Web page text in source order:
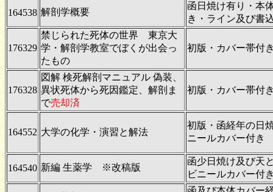
164538 解剖学概要
函日焼け有り・本
き・ライン及び書
176329
禁じられた死体の世界 東京大
学・解剖学教室でぼくが出会っ
たもの
初版・カバー帯付
176328
図解 検死解剖マニュアル 偽装、
異状死体から死因鑑定、解剖ま
で売却済
初版・カバー帯付
164552 大学の化学・演習と解法
初版・函経年の日
ニールカバー付き
164540 新編 生薬学 ※改稿版
函少日焼け及び天
ビニールカバー付